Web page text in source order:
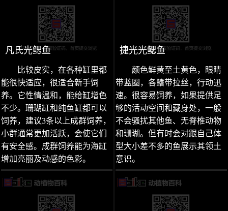
凡氏光鳃鱼
比较皮实，在各种缸里都
能很快适应，很适合新手饲
养。它性情温和，能给缸增色
不少。珊瑚缸和纯鱼缸都可以
饲养，建议3条以上成群饲养，
小群通常更加活跃，会使它们
有安全感。成群饲养能为海缸
增加亮丽及动感的色彩。
捷光光鳃鱼
颜色鲜黄至土黄色，眼睛
带蓝圈，各鳍带拉丝，行动迅
速。很容易饲养，如果提供足
够的活动空间和藏身处，一般
不会骚扰其他鱼、无脊椎动物
和珊瑚。但有时会对跟自己体
型大小差不多的鱼展示其领土
意识。